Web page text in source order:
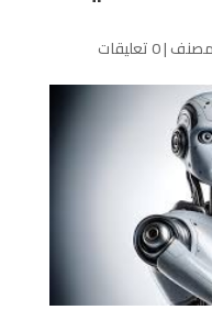
مصنف|0 تعليقات